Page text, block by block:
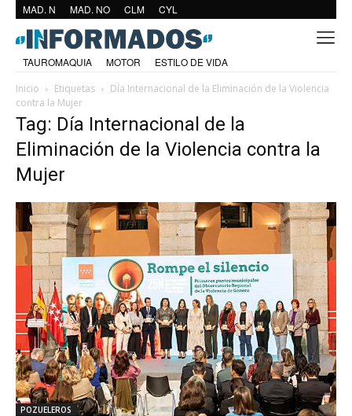
MAD. N MAD. NO CLM CYL
TAUROMAQUIA MOTOR
ESTILO DE VIDA
Inicio
Etiquetas
Día Internacional de la Eliminación de la Violencia
contra la Mujer
Tag: Día Internacional de la
Eliminación de la Violencia contra la
Mujer
POZUELEROS